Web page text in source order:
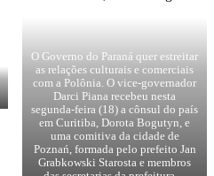
O Governo do Paraná quer estreitar
as relações culturais e comerciais
com a Polônia. O vice-governador
Darci Piana recebeu nesta
segunda-feira (18) a cônsul do país
em Curitiba, Dorota Bogutyn, e
uma comitiva da cidade de
Poznań, formada pelo prefeito Jan
Grabkowski Starosta e membros